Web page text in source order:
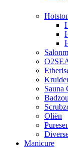
Sauna
Oliën
Manicure